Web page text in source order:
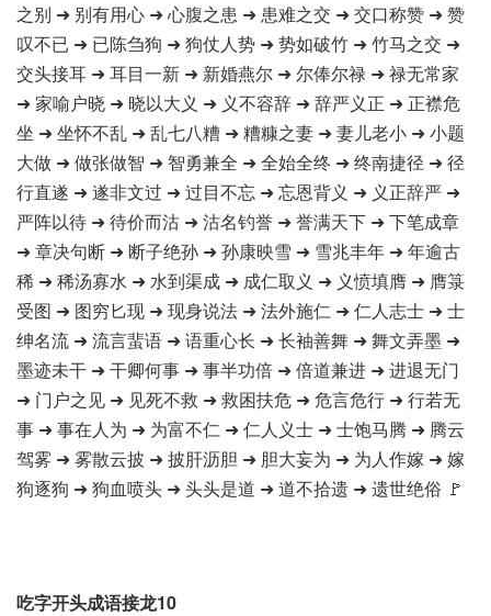
之别 ➜ 别有用心 ➜ 心腹之患 ➜ 患难之交 ➜ 交口称赞 ➜ 赞
叹不已 ➜ 已陈刍狗 ➜ 狗仗人势 ➜ 势如破竹 ➜ 竹马之交 ➜
交头接耳 ➜ 耳目一新 ➜ 新婚燕尔 ➜ 尔俸尔禄 ➜ 禄无常家
➜ 家喻户晓 ➜ 晓以大义 ➜ 义不容辞 ➜ 辞严义正 ➜ 正襟危
坐 ➜ 坐怀不乱 ➜ 乱七八糟 ➜ 糟糠之妻 ➜ 妻儿老小 ➜ 小题
大做 ➜ 做张做智 ➜ 智勇兼全 ➜ 全始全终 ➜ 终南捷径 ➜ 径
行直遂 ➜ 遂非文过 ➜ 过目不忘 ➜ 忘恩背义 ➜ 义正辞严 ➜
严阵以待 ➜ 待价而沽 ➜ 沽名钓誉 ➜ 誉满天下 ➜ 下笔成章
➜ 章决句断 ➜ 断子绝孙 ➜ 孙康映雪 ➜ 雪兆丰年 ➜ 年逾古
稀 ➜ 稀汤寡水 ➜ 水到渠成 ➜ 成仁取义 ➜ 义愤填膺 ➜ 膺箓
受图 ➜ 图穷匕现 ➜ 现身说法 ➜ 法外施仁 ➜ 仁人志士 ➜ 士
绅名流 ➜ 流言蜚语 ➜ 语重心长 ➜ 长袖善舞 ➜ 舞文弄墨 ➜
墨迹未干 ➜ 干卿何事 ➜ 事半功倍 ➜ 倍道兼进 ➜ 进退无门
➜ 门户之见 ➜ 见死不救 ➜ 救困扶危 ➜ 危言危行 ➜ 行若无
事 ➜ 事在人为 ➜ 为富不仁 ➜ 仁人义士 ➜ 士饱马腾 ➜ 腾云
驾雾 ➜ 雾散云披 ➜ 披肝沥胆 ➜ 胆大妄为 ➜ 为人作嫁 ➜ 嫁
狗逐狗 ➜ 狗血喷头 ➜ 头头是道 ➜ 道不拾遗 ➜ 遗世绝俗 🚩
吃字开头成语接龙10